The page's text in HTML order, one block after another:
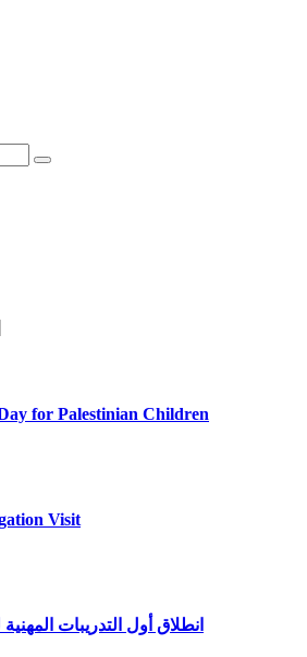
for Palestinian Children
Visit
انطلاق أول التدريبات